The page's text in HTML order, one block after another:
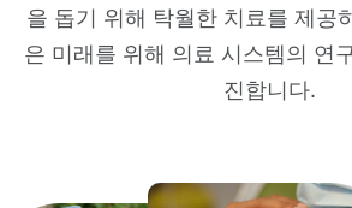
을 돕기 위해 탁월한 치료를 제공
은 미래를 위해 의료 시스템의 연
진합니다.